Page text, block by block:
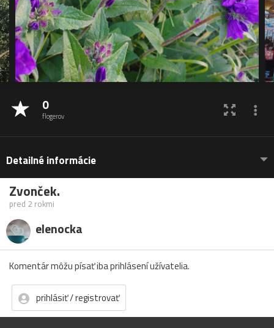
0
flogerov
Detailné informácie
Zvonček.
pred 2 rokmi
elenocka
Komentár môžu písať iba prihlásení užívatelia.
prihlásiť / registrovať